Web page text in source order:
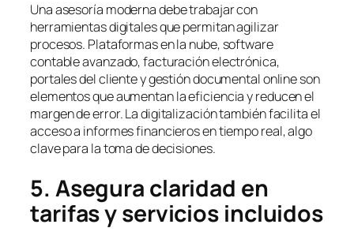
Una asesoría moderna debe trabajar con
herramientas digitales que permitan agilizar
procesos. Plataformas en la nube, software
contable avanzado, facturación electrónica,
portales del cliente y gestión documental online son
elementos que aumentan la eficiencia y reducen el
margen de error. La digitalización también facilita el
acceso a informes financieros en tiempo real, algo
clave para la toma de decisiones.
5. Asegura claridad en
tarifas y servicios incluidos